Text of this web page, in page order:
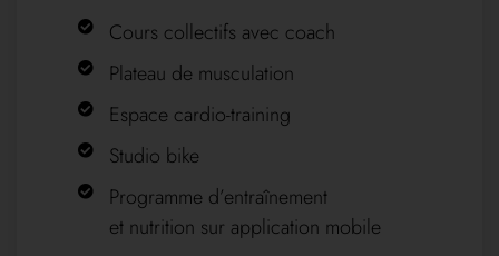
Cours collectifs avec coach
Plateau de musculation
Espace cardio-training
Studio bike
Programme d’entraînement
et nutrition sur application mobile